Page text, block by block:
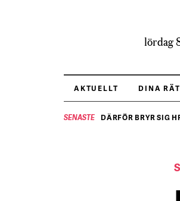
lördag
AKTUELLT DINA
SENASTE DÄRFÖR BRYR SIG